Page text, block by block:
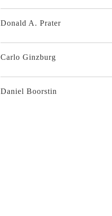
Donald A. Prater
Carlo Ginzburg
Daniel Boorstin